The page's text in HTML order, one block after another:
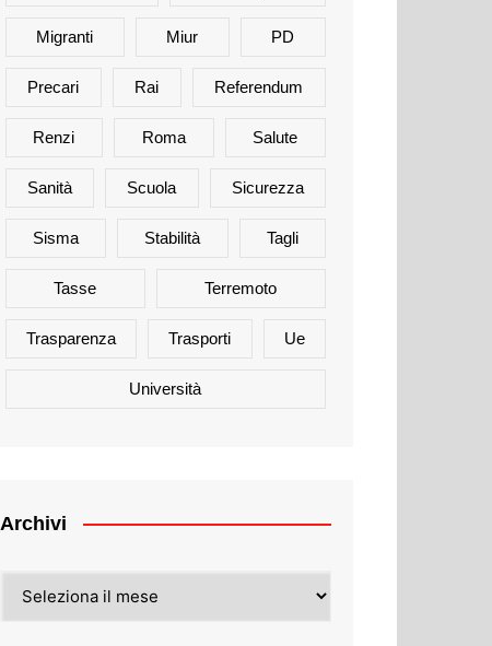
Migranti Miur PD
Precari Rai Referendum
Renzi Roma Salute
Sanità Scuola Sicurezza
Sisma Stabilità Tagli
Tasse Terremoto
Trasparenza Trasporti Ue
Università
Archivi